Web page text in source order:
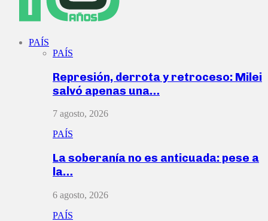
PAÍS
PAÍS
Represión, derrota y retroceso: Milei
salvó apenas una…
7 agosto, 2026
PAÍS
La soberanía no es anticuada: pese a
la…
6 agosto, 2026
PAÍS